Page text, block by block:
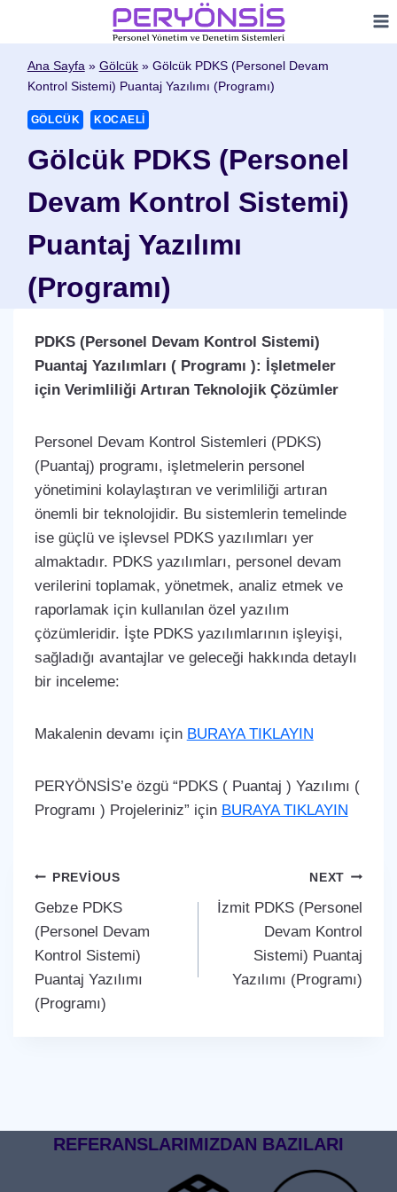
contentAna Sayfa» Gölcük» Gölcük PDKS (Personel Devam
Kontrol Sistemi) Puantaj Yazılımı (Programı)
GÖLCÜK KOCAELI
Gölcük PDKS (Personel
Devam Kontrol Sistemi)
Puantaj Yazılımı
(Programı)
PDKS (Personel Devam Kontrol Sistemi)
Puantaj Yazılımları ( Programı ): İşletmeler
için Verimliliği Artıran Teknolojik Çözümler
Personel Devam Kontrol Sistemleri (PDKS)
(Puantaj) programı, işletmelerin personel
yönetimini kolaylaştıran ve verimliliği artıran
önemli bir teknolojidir. Bu sistemlerin temelinde
ise güçlü ve işlevsel PDKS yazılımları yer
almaktadır. PDKS yazılımları, personel devam
verilerini toplamak, yönetmek, analiz etmek ve
raporlamak için kullanılan özel yazılım
çözümleridir. İşte PDKS yazılımlarının işleyişi,
sağladığı avantajlar ve geleceği hakkında detaylı
bir inceleme:
Makalenin devamı için BURAYA TIKLAYIN
PERYÖNSİS’e özgü “PDKS ( Puantaj ) Yazılımı (
Programı ) Projeleriniz” için BURAYA TIKLAYIN
Yazı
gezinmesi
PREVIOUS
Gebze PDKS
(Personel Devam
Kontrol Sistemi)
Puantaj Yazılımı
(Programı)
NEXT
İzmit PDKS (Personel
Devam Kontrol
Sistemi) Puantaj
Yazılımı (Programı)
REFERANSLARIMIZDAN BAZILARI